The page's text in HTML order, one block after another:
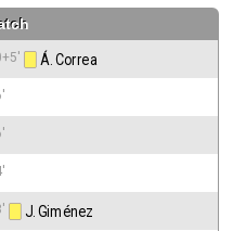
Á. Correa
J. Giménez